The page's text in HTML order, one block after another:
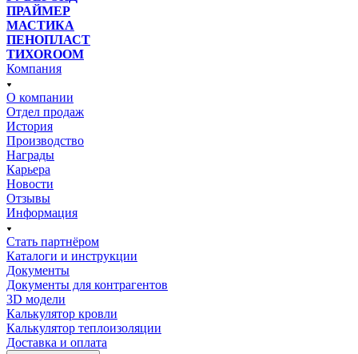
ПРАЙМЕР
МАСТИКА
ПЕНОПЛАСТ
ТИХОROOM
Компания
О компании
Отдел продаж
История
Производство
Награды
Карьера
Новости
Отзывы
Информация
Стать партнёром
Каталоги и инструкции
Документы
Документы для контрагентов
3D модели
Калькулятор кровли
Калькулятор теплоизоляции
Доставка и оплата